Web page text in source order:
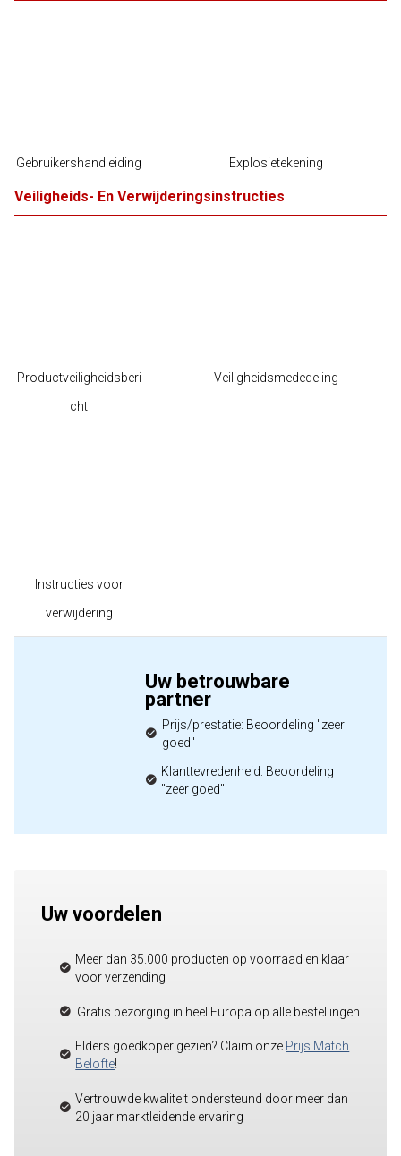
Gebruikershandleiding Explosietekening
Veiligheids- En Verwijderingsinstructies
Productveiligheidsberi
cht
Veiligheidsmededeling
Instructies voor
verwijdering
Uw betrouwbare
partner
Prijs/prestatie: Beoordeling "zeer
goed"
Klanttevredenheid: Beoordeling
"zeer goed"
Uw voordelen
Meer dan 35.000 producten op voorraad en klaar
voor verzending
Gratis bezorging in heel Europa op alle bestellingen
Elders goedkoper gezien? Claim onze Prijs Match
Belofte!
Vertrouwde kwaliteit ondersteund door meer dan
20 jaar marktleidende ervaring